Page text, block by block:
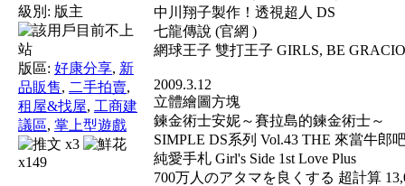
級別: 版主
版區: 好康分享, 新
品販售, 二手拍賣,
租屋&找屋, 工商建
議區, 掌上型遊戲
x3
x149
中川翔子製作！透視超人 DS
七龍傳說 (官網 )
網球王子 雙打王子 GIRLS, BE
2009.3.12
立體繪圖方塊
鍊金術士安妮～賽拉島的鍊金術士～
SIMPLE DS系列 Vol.43 THE 來當牛郎
純愛手札 Girl's Side 1st Love Plus
700万人のアタマを良くする 超計算